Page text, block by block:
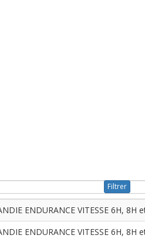
Filtrer
ENDURANCE VITESSE 6H, 8H
ENDURANCE VITESSE 6H, 8H